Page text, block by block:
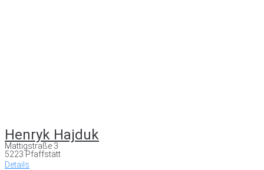
Henryk Hajduk
Mattigstraße 3
5223 Pfaffstätt
Details